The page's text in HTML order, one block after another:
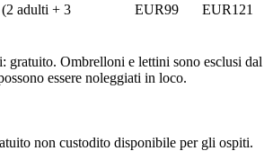
adulti + 3
EUR99 EUR121
gratuito. Ombrelloni e lettini sono esclusi dal
essere noleggiati in loco.
non custodito disponibile per gli ospiti.